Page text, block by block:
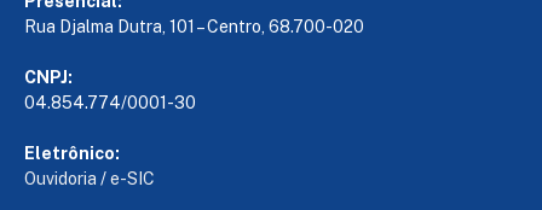
Rua Djalma Dutra, 101 – Centro, 68.700-020
CNPJ:
04.854.774/0001-30
Eletrônico:
Ouvidoria /e-SIC